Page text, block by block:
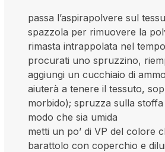
passa l’aspirapolvere sul
spazzola per rimuovere la
rimasta intrappolata nel tempo
procurati uno spruzzino,
aggiungi un cucchiaio di
aiuterà a tenere il tessuto,
morbido); spruzza sulla
modo che sia umida
metti un po’ di VP del colore
barattolo con coperchio e